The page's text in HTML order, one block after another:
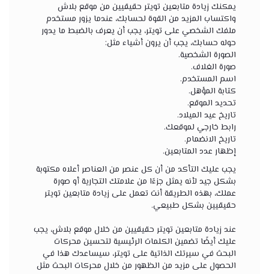
يمكنك زيادة متابعين تويتر حقيقيين من موقع بلاش
واكتساب المزيد من القوة لحسابك، عندما يزور مستخدم
ملفك الشخصي على تويتر، يجب أن يعرف بالضبط ما يدور
حوله حسابك، يجب أن يرون أشياء مثل:
الصورة الشخصية.
صورة الغلاف.
اسم المستخدم.
كتابة المؤهل.
تحديد الموقع.
تاريخ عيد الميلاد.
رابط خارجي لموقعك.
تاريخ الانضمام.
إظهار عدد المتابعين.
يجب عليك التأكد من أن كل عنصر من العناصر أعلاه مكتوبة
بشكل جيد لأنه يمثل جزءًا من علامتك التجارية أو صورة
عملك، بهذه الطريقة أنت تعمل على زيادة متابعين تويتر
حقيقيين بشكل طبيعي.
عند زيادة متابعين تويتر حقيقيين من خلال موقع بلاش، يجب
عليك أيضًا تضمين الكلمات الرئيسية لتحسين محركات
البحث في سيرتك الذاتية على تويتر، سيساعدك هذا في
الحصول على مزيد من الظهور من خلال محركات البحث مثل